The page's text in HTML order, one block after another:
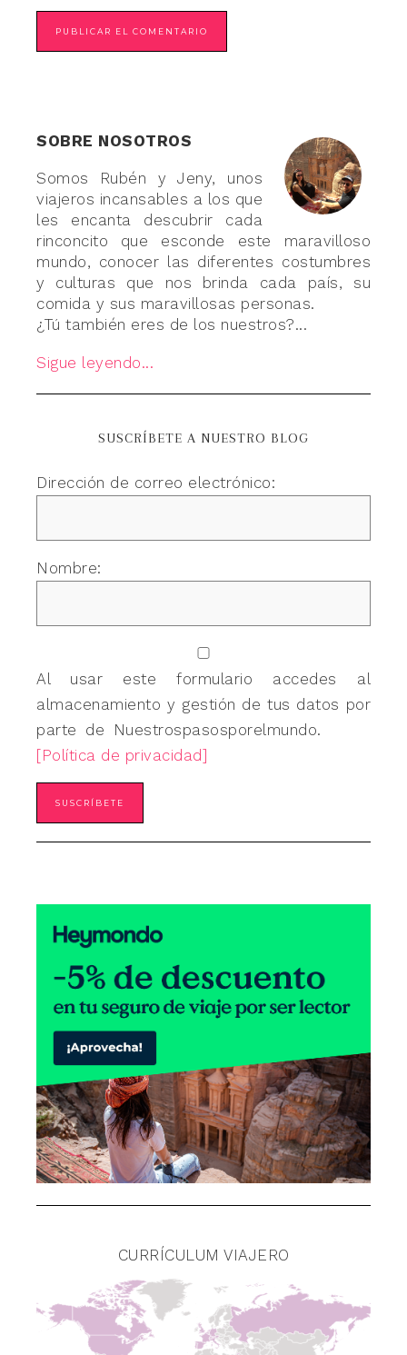
SOBRE NOSOTROS
Somos Rubén y Jeny, unos
viajeros incansables a los que
les encanta descubrir cada
rinconcito que esconde este maravilloso
mundo, conocer las diferentes costumbres
y culturas que nos brinda cada país, su
comida y sus maravillosas personas.
¿Tú también eres de los nuestros?...
Sigue leyendo...
SUSCRÍBETE A NUESTRO BLOG
Dirección de correo electrónico:
Nombre:
Al usar este formulario accedes al
almacenamiento y gestión de tus datos por
parte de Nuestrospasosporelmundo.
[Política de privacidad]
CURRÍCULUM VIAJERO